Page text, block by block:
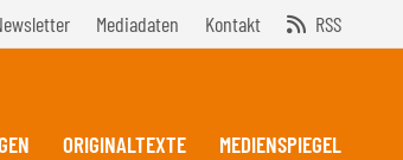
Mediadaten Kontakt RSS
ORIGINALTEXTE MEDIENSPIEGEL